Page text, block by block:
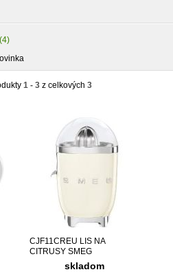
(4)
1 - 3 z celkových 3
CJF11CREU LIS NA
CITRUSY SMEG
skladom